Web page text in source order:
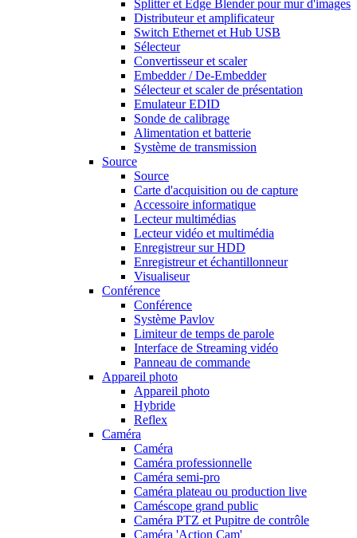
Splitter et Edge Blender pour mur d'images
Distributeur et amplificateur
Switch Ethernet et Hub USB
Sélecteur
Convertisseur et scaler
Embedder / De-Embedder
Sélecteur et scaler de présentation
Emulateur EDID
Sonde de calibrage
Alimentation et batterie
Système de transmission
Source
Source
Carte d'acquisition ou de capture
Accessoire informatique
Lecteur multimédias
Lecteur vidéo et multimédia
Enregistreur sur HDD
Enregistreur et échantillonneur
Visualiseur
Conférence
Conférence
Système Pavlov
Limiteur de temps de parole
Interface de Streaming vidéo
Panneau de commande
Appareil photo
Appareil photo
Hybride
Reflex
Caméra
Caméra
Caméra professionnelle
Caméra semi-pro
Caméra plateau ou production live
Caméscope grand public
Caméra PTZ et Pupitre de contrôle
Caméra 'Action Cam'